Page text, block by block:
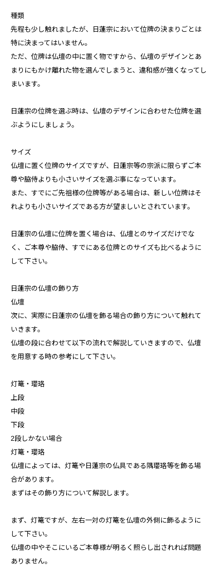
種類
先程も少し触れましたが、日蓮宗において位牌の決まりごとは
特に決まってはいません。
ただ、位牌は仏壇の中に置く物ですから、仏壇のデザインとあ
まりにもかけ離れた物を選んでしまうと、違和感が強くなってし
まいます。
日蓮宗の位牌を選ぶ時は、仏壇のデザインに合わせた位牌を選
ぶようにしましょう。
サイズ
仏壇に置く位牌のサイズですが、日蓮宗等の宗派に限らずご本
尊や脇侍よりも小さいサイズを選ぶ事になっています。
また、すでにご先祖様の位牌等がある場合は、新しい位牌はそ
れよりも小さいサイズである方が望ましいとされています。
日蓮宗の仏壇に位牌を置く場合は、仏壇とのサイズだけでな
く、ご本尊や脇侍、すでにある位牌とのサイズも比べるように
して下さい。
日蓮宗の仏壇の飾り方
仏壇
次に、実際に日蓮宗の仏壇を飾る場合の飾り方について触れて
いきます。
仏壇の段に合わせて以下の流れで解説していきますので、仏壇
を用意する時の参考にして下さい。
灯篭・瓔珞
上段
中段
下段
2段しかない場合
灯篭・瓔珞
仏壇によっては、灯篭や日蓮宗の仏具である隅瓔珞等を飾る場
合があります。
まずはその飾り方について解説します。
まず、灯篭ですが、左右一対の灯篭を仏壇の外側に飾るように
して下さい。
仏壇の中やそこにいるご本尊様が明るく照らし出されれば問題
ありません。